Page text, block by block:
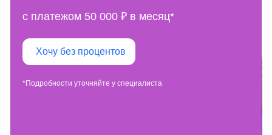
с платежом 50 000 ₽ в месяц*
Хочу без процентов
*Подробности уточняйте у специалиста